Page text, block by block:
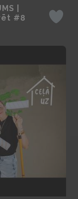
|
#8